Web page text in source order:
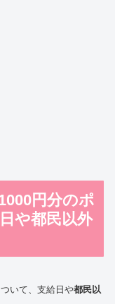
円分のポ
や都民以外
いて、支給日や都民以